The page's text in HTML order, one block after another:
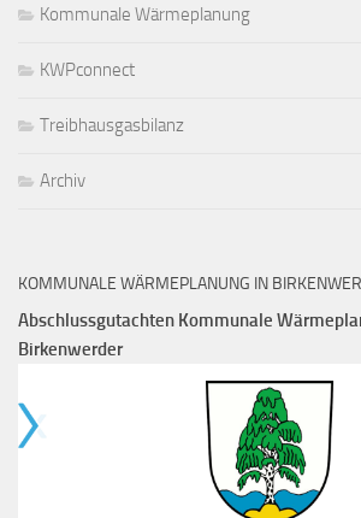
Kommunale Wärmeplanung
KWPconnect
Treibhausgasbilanz
Archiv
KOMMUNALE WÄRMEPLANUNG IN
Abschlussgutachten Kommunale
Birkenwerder